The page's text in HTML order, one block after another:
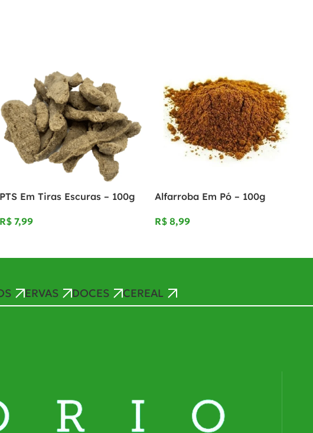
PTS Em Tiras Escuras – 100g
R$
Alfarroba Em Pó – 100g
R$
ERVAS DOCES CEREAL